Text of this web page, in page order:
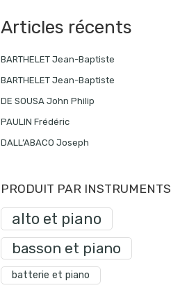
Articles récents
BARTHELET Jean-Baptiste
BARTHELET Jean-Baptiste
DE SOUSA John Philip
PAULIN Frédéric
DALL’ABACO Joseph
PRODUIT PAR INSTRUMENTS
alto et piano
basson et piano
batterie et piano